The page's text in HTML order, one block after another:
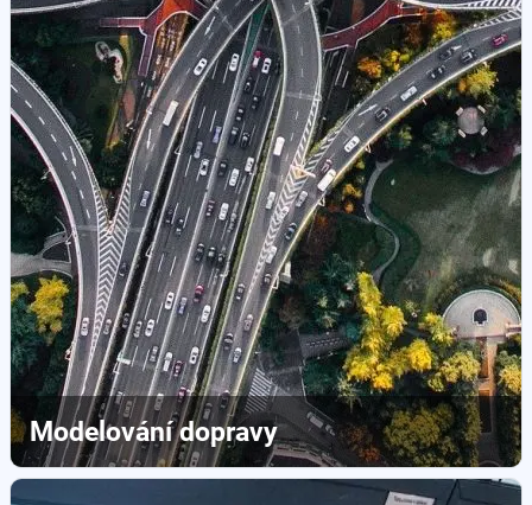
Modelování dopravy